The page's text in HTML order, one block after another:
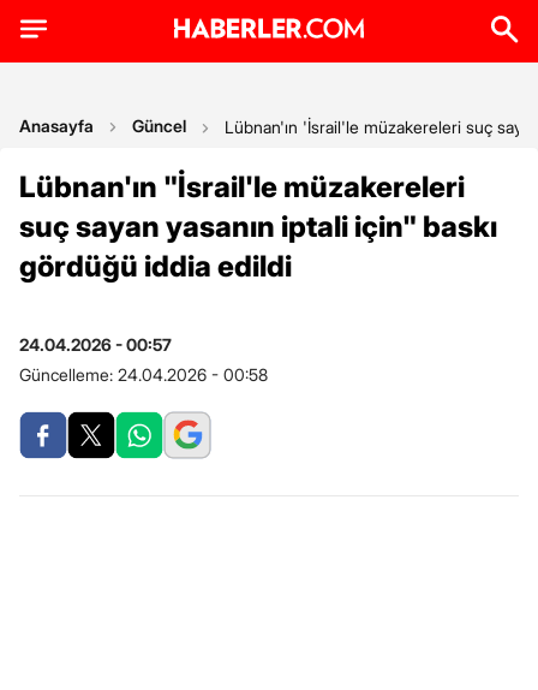
Anasayfa Güncel Lübnan'ın 'İsrail'le müzakereleri suç
Lübnan'ın "İsrail'le müzakereleri
suç sayan yasanın iptali için" baskı
gördüğü iddia edildi
24.04.2026 - 00:57
Güncelleme: 24.04.2026 - 00:58